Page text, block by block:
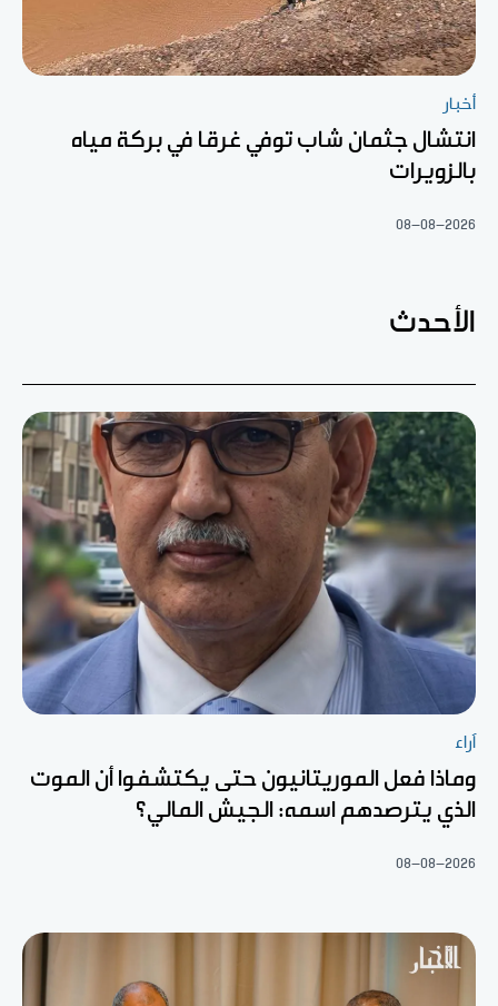
أخبار
انتشال جثمان شاب توفي غرقا في بركة مياه
بالزويرات
08-08-2026
الأحدث
آراء
وماذا فعل الموريتانيون حتى يكتشفوا أن الموت
الذي يترصدهم اسمه: الجيش المالي؟
08-08-2026